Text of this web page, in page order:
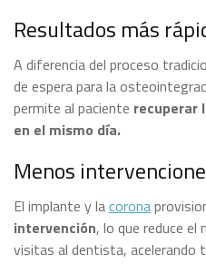
Resultados más
A diferencia del proceso
de espera para la
permite al paciente recuperar
en el mismo día.
Menos
El implante y lacorona
intervención, lo que reduce el
visitas al dentista, acelerando